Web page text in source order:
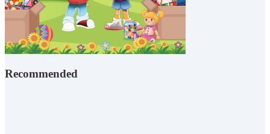
Recommended